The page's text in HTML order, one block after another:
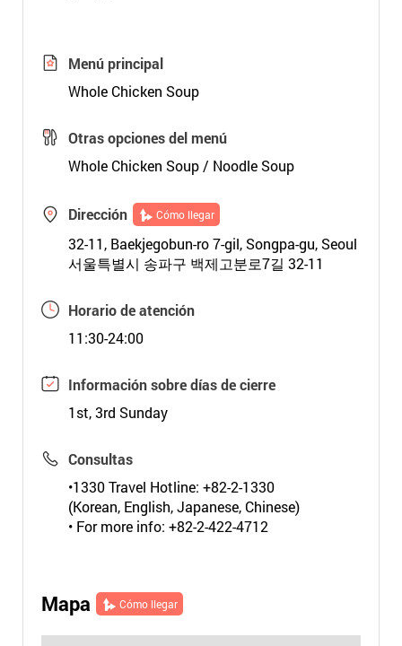
Menú principal
Whole Chicken Soup
Otras opciones del menú
Whole Chicken Soup / Noodle Soup
Dirección Cómo llegar
32-11, Baekjegobun-ro 7-gil, Songpa-gu, Seoul
서울특별시 송파구 백제고분로7길 32-11
Horario de atención
11:30-24:00
Información sobre días de cierre
1st, 3rd Sunday
Consultas
•1330 Travel Hotline: +82-2-1330
(Korean, English, Japanese, Chinese)
• For more info: +82-2-422-4712
Mapa Cómo llegar